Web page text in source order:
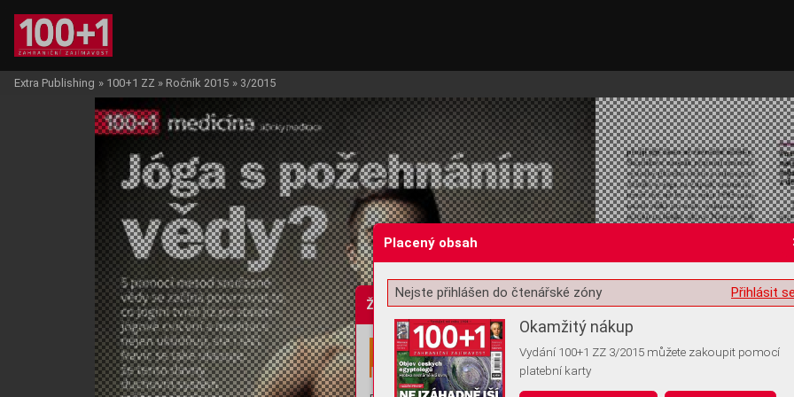
Žádost o souhlas s ukládáním volitelných informací
Extra Publishing » 100+1 ZZ » Ročník 2015 » 3/2015
Placený obsah
Přihlásit
Nejste přihlášen do čtenářské zóny
Okamžitý nákup
Vydání 100+1 ZZ 3/2015 můžete zakoupit pomocí
platební karty